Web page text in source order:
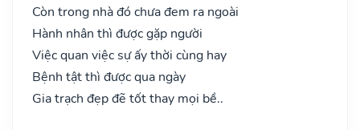
Còn trong nhà đó chưa đem ra ngoài
Hành nhân thì được gặp người
Việc quan việc sự ấy thời cùng hay
Bệnh tật thì được qua ngày
Gia trạch đẹp đẽ tốt thay mọi bề..